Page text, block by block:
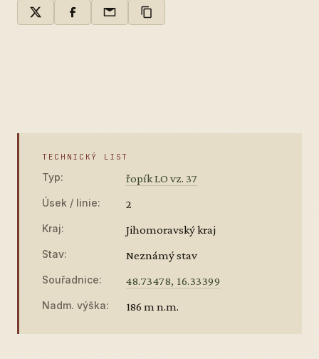
TECHNICKÝ LIST
Typ: řopík LO vz. 37
Úsek / linie: 2
Kraj: Jihomoravský kraj
Stav: Neznámý stav
Souřadnice: 48.73478, 16.33399
Nadm. výška: 186 m n.m.